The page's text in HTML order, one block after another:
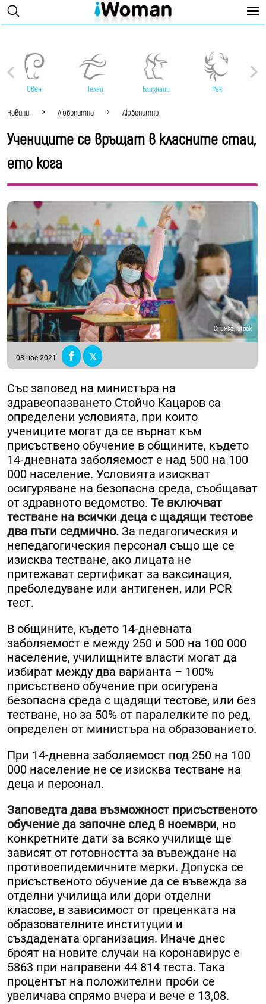
Овен Телец Близнаци Рак
Новини Любопитна Любопитно
Учениците се връщат в класните стаи,
ето кога
Снимка: iStock
03 ное 2021
Със заповед на министъра на
здравеопазването Стойчо Кацаров са
определени условията, при които
учениците могат да се върнат към
присъствено обучение в общините, където
14-дневната заболяемост е над 500 на 100
000 население. Условията изискват
осигуряване на безопасна среда, съобщават
от здравното ведомство. Те включват
тестване на всички деца с щадящи тестове
два пъти седмично. За педагогическия и
непедагогическия персонал също ще се
изисква тестване, ако лицата не
притежават сертификат за ваксинация,
преболедуване или антигенен, или PCR
тест.
В общините, където 14-дневната
заболяемост е между 250 и 500 на 100 000
население, училищните власти могат да
избират между два варианта – 100%
присъствено обучение при осигурена
безопасна среда с щадящи тестове, или без
тестване, но за 50% от паралелките по ред,
определен от министъра на образованието.
При 14-дневна заболяемост под 250 на 100
000 население не се изисква тестване на
деца и персонал.
Заповедта дава възможност присъственото
обучение да започне след 8 ноември, но
конкретните дати за всяко училище ще
зависят от готовността за въвеждане на
противоепидемичните мерки. Допуска се
присъственото обучение да се въвежда за
отделни училища или дори отделни
класове, в зависимост от преценката на
образователните институции и
създадената организация. Иначе днес
броят на новите случаи на коронавирус е
5863 при направени 44 814 теста. Така
процентът на положителни проби се
увеличава спрямо вчера и вече е 13,08.